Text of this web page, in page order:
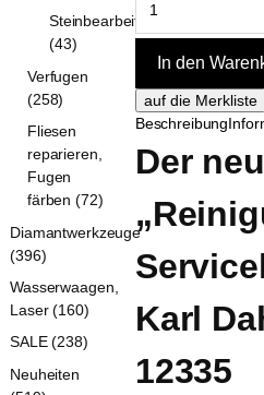
Beschreibung
Der
Karl
12335
Steinbearbeitung
(43)
Verfugen
(258)
Fliesen
reparieren,
Fugen
färben (72)
Diamantwerkzeuge
(396)
Wasserwaagen,
Laser (160)
SALE (238)
Neuheiten